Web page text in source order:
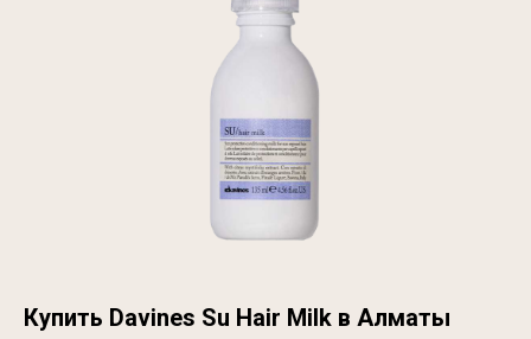
Купить Davines Su Hair Milk в Алматы